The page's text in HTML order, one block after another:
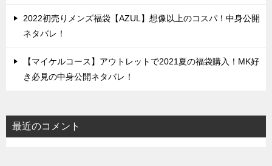
2022初売りメンズ福袋【AZUL】想像以上のコスパ！中身公開
ネタバレ！
【マイケルコース】アウトレットで2021夏の福袋購入！MK好
き必見の中身公開ネタバレ！
最近のコメント